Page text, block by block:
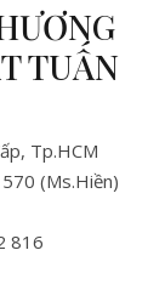
TUẤN
Tp.HCM
(Ms.Hiền)
816